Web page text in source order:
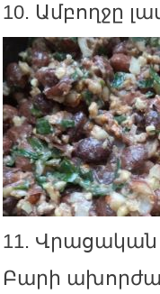
10. Ամբողջը
11.
Բարի